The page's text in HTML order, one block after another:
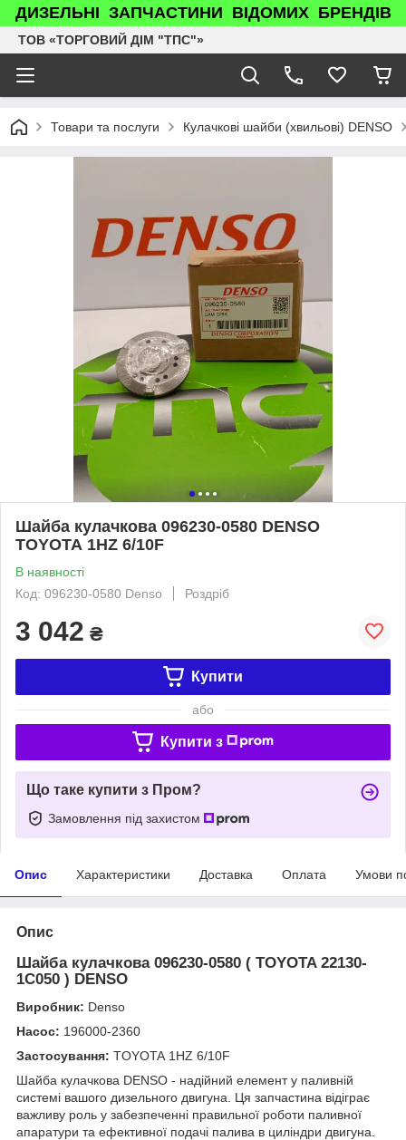
ДИЗЕЛЬНІ ЗАПЧАСТИНИ ВІДОМИХ БРЕНДІВ
ТОВ «ТОРГОВИЙ ДІМ "ТПС"»
Товари та послуги Кулачкові шайби (хвильові) DENSO
Шайба кулачкова 096230-0580 DENSO
TOYOTA 1HZ 6/10F
В наявності
Код: 096230-0580 Denso
Роздріб
3 042 ₴
Купити
або
Купити з
Що таке купити з Пром?
Замовлення під захистом
Опис Характеристики Доставка Оплата Умови
Опис
Шайба кулачкова 096230-0580 ( TOYOTA 22130-
1C050 ) DENSO
Виробник: Denso
Насос: 196000-2360
Застосування: TOYOTA 1HZ 6/10F
Шайба кулачкова DENSO - надійний елемент у паливній
системі вашого дизельного двигуна. Ця запчастина відіграє
важливу роль у забезпеченні правильної роботи паливної
апаратури та ефективної подачі палива в циліндри двигуна.